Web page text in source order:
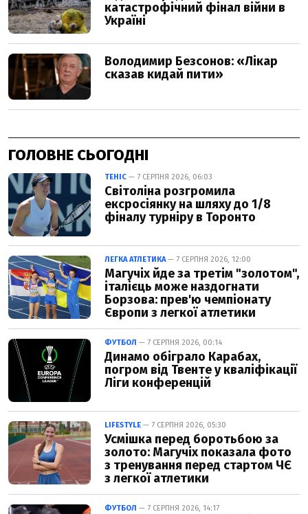
ГОЛОВНЕ СЬОГОДНІ
ТЕНІС — 7 СЕРПНЯ 2026, 06:03
Світоліна розгромила
ексросіянку на шляху до 1/8
фіналу турніру в Торонто
ЛЕГКА АТЛЕТИКА— 7 СЕРПНЯ 2026, 12:00
Магучіх йде за третім "золотом",
італієць може наздогнати
Борзова: прев'ю чемпіонату
Європи з легкої атлетики
ФУТБОЛ — 7 СЕРПНЯ 2026, 00:14
Динамо обіграло Карабах,
погром від Твенте у кваліфікації
Ліги конференцій
LIFESTYLE — 7 СЕРПНЯ 2026, 05:30
Усмішка перед боротьбою за
золото: Магучіх показала фото
з тренування перед стартом ЧЄ
з легкої атлетики
ФУТБОЛ — 7 СЕРПНЯ 2026, 14:17